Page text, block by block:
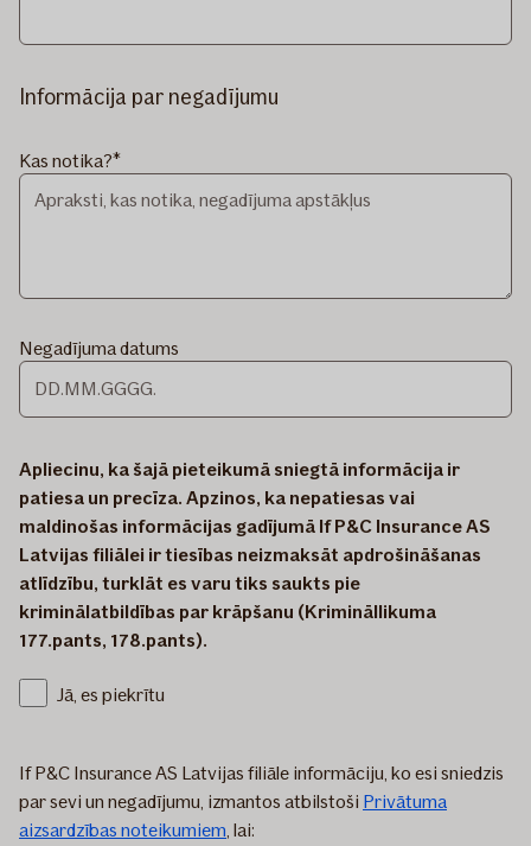
Informācija par negadījumu
Kas notika?
Negadījuma datums
Apliecinu, ka šajā pieteikumā sniegtā informācija ir
patiesa un precīza. Apzinos, ka nepatiesas vai
maldinošas informācijas gadījumā If P&C Insurance AS
Latvijas filiālei ir tiesības neizmaksāt apdrošināšanas
atlīdzību, turklāt es varu tiks saukts pie
kriminālatbildības par krāpšanu (Krimināllikuma
177.pants, 178.pants).
Jā, es piekrītu
If P&C Insurance AS Latvijas filiāle informāciju, ko esi sniedzis
par sevi un negadījumu, izmantos atbilstoši Privātuma
aizsardzības noteikumiem , lai: